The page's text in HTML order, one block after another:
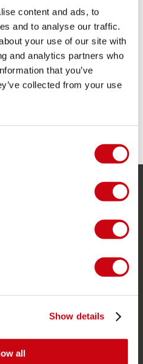
content and ads, to
and to analyse our traffic.
your use of our site with
and analytics partners who
that you’ve
collected from your use
Show details
all